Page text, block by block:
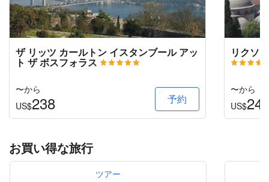
ザ リッツ カールトン イスタンブール アッ
ト ザ ボスフォラス
〜から
US$238 予約
リクソ
〜から
US$
お買い得な旅行
ツアー